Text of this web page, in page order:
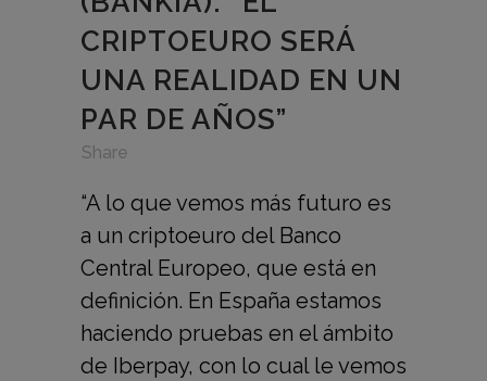
CRIPTOEURO SERÁ
UNA REALIDAD EN UN
PAR DE AÑOS”
Share
“A lo que vemos más futuro es
a un criptoeuro del Banco
Central Europeo, que está en
definición. En España estamos
haciendo pruebas en el ámbito
de Iberpay, con lo cual le vemos